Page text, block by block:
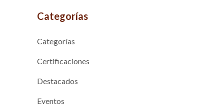
Categorías
Categorías
Certificaciones
Destacados
Eventos